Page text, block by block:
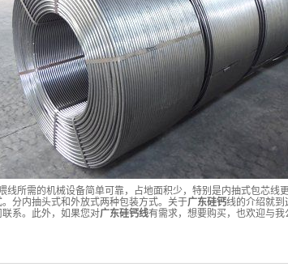
所需的机械设备简单可靠，占地面积少，特别是内抽式包芯线
分内抽头式和外放式两种包装方式。关于广东硅钙线的介绍就到
系。此外，如果您对广东硅钙线有需求，想要购买，也欢迎与我